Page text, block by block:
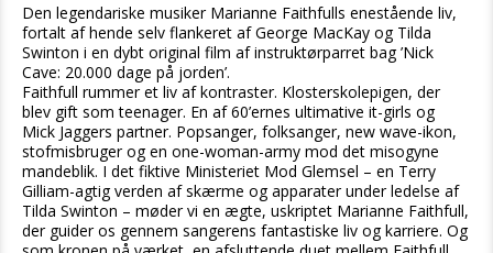
Den legendariske musiker Marianne Faithfulls enestående liv,
fortalt af hende selv flankeret af George MacKay og Tilda
Swinton i en dybt original film af instruktørparret bag ’Nick
Cave: 20.000 dage på jorden’.
Faithfull rummer et liv af kontraster. Klosterskolepigen, der
blev gift som teenager. En af 60’ernes ultimative it-girls og
Mick Jaggers partner. Popsanger, folksanger, new wave-ikon,
stofmisbruger og en one-woman-army mod det misogyne
mandeblik. I det fiktive Ministeriet Mod Glemsel – en Terry
Gilliam-agtig verden af skærme og apparater under ledelse af
Tilda Swinton – møder vi en ægte, uskriptet Marianne Faithfull,
der guider os gennem sangerens fantastiske liv og karriere. Og